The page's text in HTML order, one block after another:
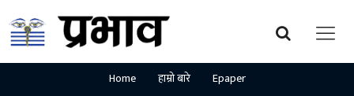
Home हाम्रो बारे Epaper